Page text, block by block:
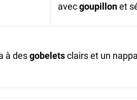
avecgoupillonet
à desgobeletsclairs et un